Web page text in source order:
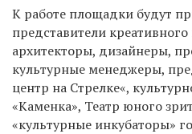
К работе площадки будут
представители
архитекторы, дизайнеры,
культурные менеджеры,
центр на Стрелке«,
«Каменка», Театр юного
«культурные инкубаторы»